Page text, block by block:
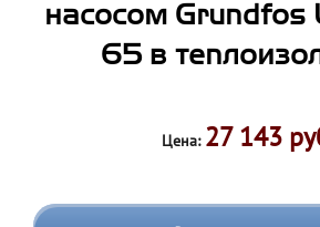
насосом Grundfos
65 в
Цена: 27 143